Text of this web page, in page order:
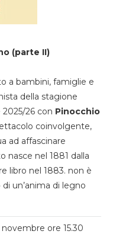
(parte II)
a bambini, famiglie e
della stagione
26 con Pinocchio
coinvolgente,
ad affascinare
nasce nel 1881 dalla
libro nel 1883. non è
un’anima di legno
ore 15.30